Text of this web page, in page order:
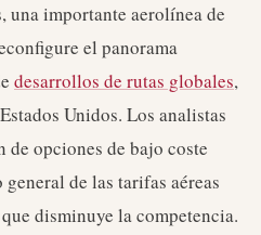
importante aerolínea de
el panorama
desarrollos de rutas globales,
Unidos. Los analistas
de opciones de bajo coste
de las tarifas aéreas
disminuye la competencia.